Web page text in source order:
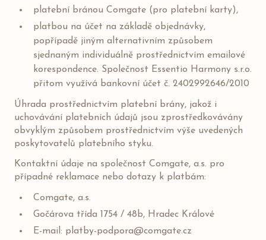
platební bránou Comgate (pro platební karty),
platbou na účet na základě objednávky,
popřípadě jiným alternativním způsobem
sjednaným individuálně prostřednictvím emailové
korespondence. Společnost Essentio Harmony s.r.o.
přitom využívá bankovní účet č. 2402992646/2010
Úhrada prostřednictvím platební brány, jakož i
uchovávání platebních údajů jsou zprostředkovávány
obvyklým způsobem prostřednictvím výše uvedených
poskytovatelů platebního styku.
Kontaktní údaje na společnost Comgate, a.s. pro
případné reklamace nebo dotazy k platbám:
Comgate, a.s.
Gočárova třída 1754 / 48b, Hradec Králové
E-mail: platby-podpora@comgate.cz